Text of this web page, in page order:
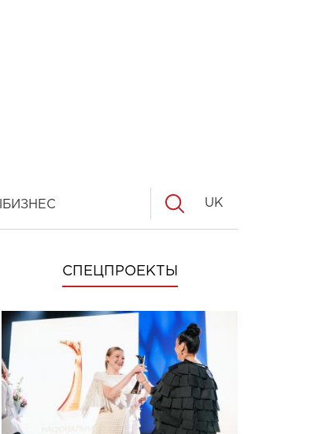
БИЗНЕС UK
СПЕЦПРОЕКТЫ